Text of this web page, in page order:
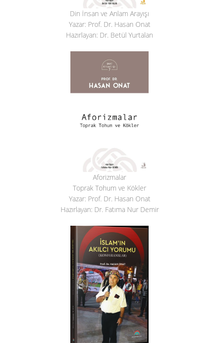
Din İnsan ve Anlam Arayışı
Yazar: Prof. Dr. Hasan Onat
Hazırlayan: Dr. Betül Yurtalan
Aforizmalar
Toprak Tohum ve Kökler
Yazar: Prof. Dr. Hasan Onat
Hazırlayan: Dr. Fatıma Nur Demir